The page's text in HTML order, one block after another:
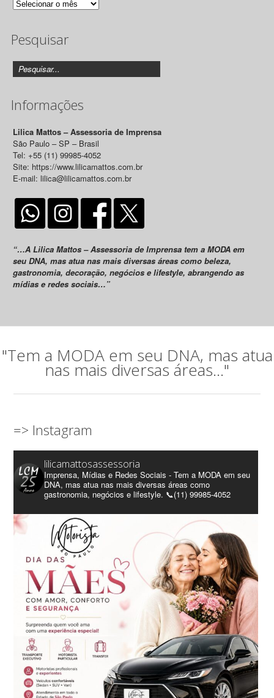
Arquivo
Releases
Pesquisar
Informações
Lilica Mattos – Assessoria de Imprensa
São Paulo – SP – Brasil
Tel: +55 (11) 99985-4052
Site: https://www.lilicamattos.com.br
E-mail: lilica@lilicamattos.com.br
“…A Lilica Mattos – Assessoria de Imprensa tem a MODA em
seu DNA, mas atua nas mais diversas áreas como beleza,
gastronomia, decoração, negócios e lifestyle, abrangendo as
mídias e redes sociais…”
"Tem a MODA em seu DNA, mas atua
nas mais diversas áreas..."
=> Instagram
lilicamattosassessoria
Imprensa, Mídias e Redes Sociais - Tem a MODA em seu
DNA, mas atua nas mais diversas áreas como
gastronomia, negócios e lifestyle. 📞(11) 99985-4052